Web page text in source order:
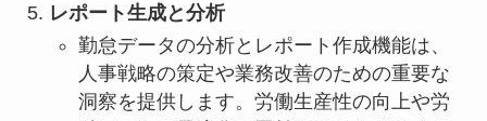
レポート生成と分析
勤怠データの分析とレポート作成機能は、
人事戦略の策定や業務改善のための重要な
洞察を提供します。労働生産性の向上や労